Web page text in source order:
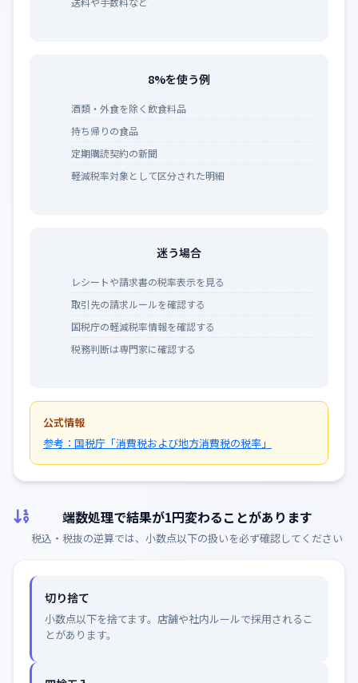
8%を使う例
酒類・外食を除く飲食料品
持ち帰りの食品
定期購読契約の新聞
軽減税率対象として区分された明細
迷う場合
レシートや請求書の税率表示を見る
取引先の請求ルールを確認する
国税庁の軽減税率情報を確認する
税務判断は専門家に確認する
公式情報
参考：国税庁「消費税および地方消費税の税率」
端数処理で結果が1円変わることがあります
税込・税抜の逆算では、小数点以下の扱いを必ず確認してください
切り捨て
小数点以下を捨てます。店舗や社内ルールで採用されるこ
とがあります。